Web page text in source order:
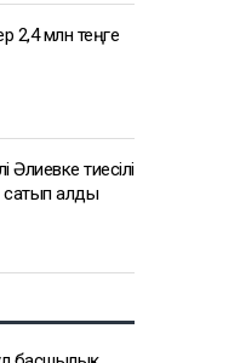
қатарынан
сотталуы